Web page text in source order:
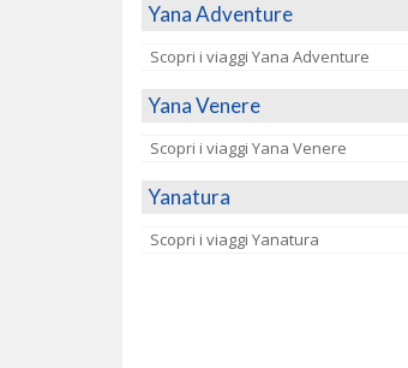
Yana Adventure
Scopri i viaggi Yana Adventure
Yana Venere
Scopri i viaggi Yana Venere
Yanatura
Scopri i viaggi Yanatura